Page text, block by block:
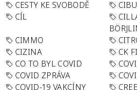
CESTY KE SVOBODĚ
CÍL
CIMMO
CIZINA
CK
CO TO BYL COVID
COVID ZPRÁVA
COVID-19 VAKCÍNY